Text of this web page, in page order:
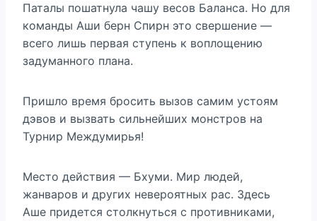
Паталы пошатнула чашу весов Баланса. Но для
команды Аши берн Спирн это свершение —
всего лишь первая ступень к воплощению
задуманного плана.
Пришло время бросить вызов самим устоям
дэвов и вызвать сильнейших монстров на
Турнир Междумирья!
Место действия — Бхуми. Мир людей,
жанваров и других невероятных рас. Здесь
Аше придется столкнуться с противниками,